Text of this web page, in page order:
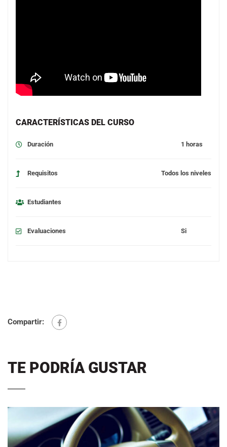
CARACTERÍSTICAS DEL CURSO
Duración 1 horas
Requisitos Todos los niveles
Estudiantes
Evaluaciones Si
Compartir:
TE PODRÍA GUSTAR